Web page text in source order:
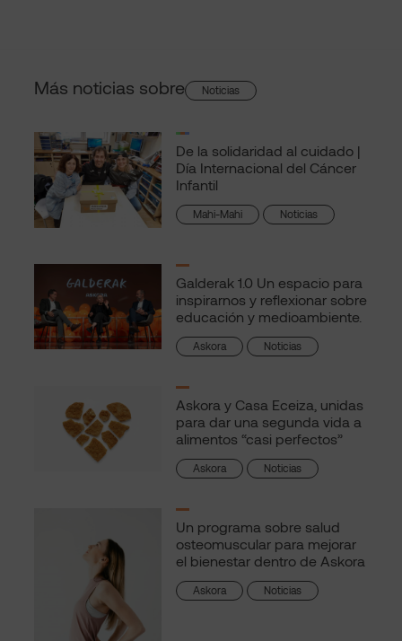
Más noticias sobre Noticias
De la solidaridad al cuidado |
Día Internacional del Cáncer
Infantil
Mahi-Mahi Noticias
Galderak 1.0 Un espacio para
inspirarnos y reflexionar sobre
educación y medioambiente.
Askora Noticias
Askora y Casa Eceiza, unidas
para dar una segunda vida a
alimentos “casi perfectos”
Askora Noticias
Un programa sobre salud
osteomuscular para mejorar
el bienestar dentro de Askora
Askora Noticias